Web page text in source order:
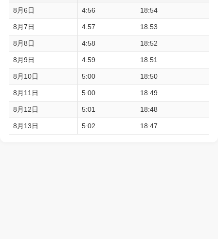
8月6日 4:56 18:54
8月7日 4:57 18:53
8月8日 4:58 18:52
8月9日 4:59 18:51
8月10日 5:00 18:50
8月11日 5:00 18:49
8月12日 5:01 18:48
8月13日 5:02 18:47